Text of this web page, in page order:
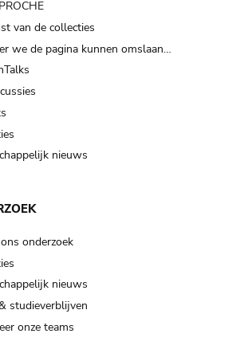
van de collecties
we de pagina kunnen omslaan…
nieuws
onderzoek
nieuws
studieverblijven
onze teams